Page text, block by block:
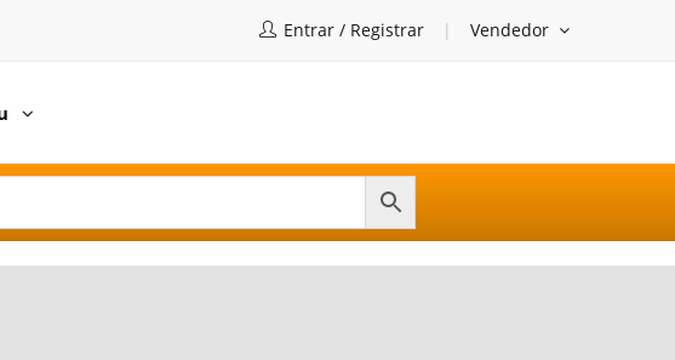
Entrar / Registrar Vendedor